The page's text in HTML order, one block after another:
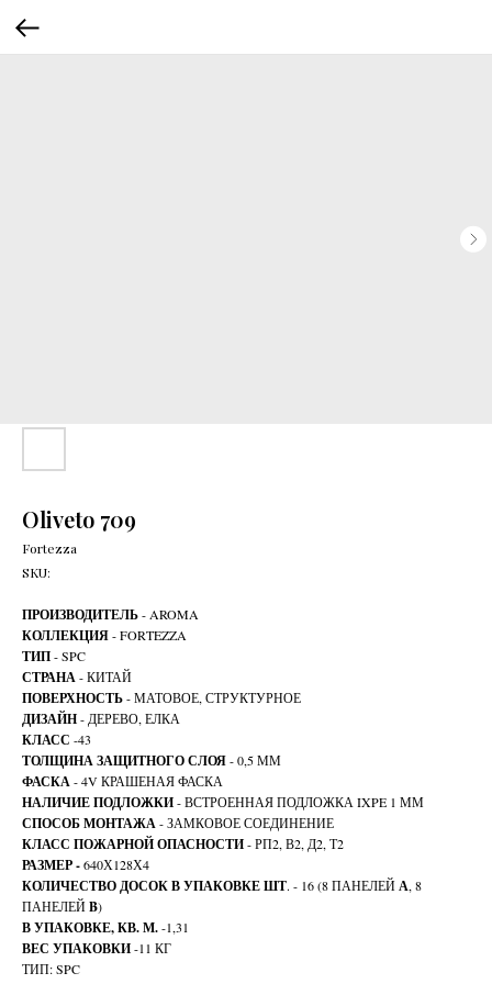
Oliveto 709
Fortezza
SKU:
ПРОИЗВОДИТЕЛЬ- AROMA
КОЛЛЕКЦИЯ- FORTEZZA
ТИП- SPC
СТРАНА- КИТАЙ
ПОВЕРХНОСТЬ- МАТОВОЕ, СТРУКТУРНОЕ
ДИЗАЙН- ДЕРЕВО, ЕЛКА
КЛАСС -43
ТОЛЩИНА ЗАЩИТНОГО СЛОЯ- 0,5 ММ
ФАСКА- 4V КРАШЕНАЯ ФАСКА
НАЛИЧИЕ ПОДЛОЖКИ- ВСТРОЕННАЯ ПОДЛОЖКА IXPE 1 ММ
СПОСОБ МОНТАЖА- ЗАМКОВОЕ СОЕДИНЕНИЕ
КЛАСС ПОЖАРНОЙ ОПАСНОСТИ- РП2, В2, Д2, Т2
РАЗМЕР -640Х128Х4
КОЛИЧЕСТВО ДОСОК В УПАКОВКЕ ШТ. - 16 (8 ПАНЕЛЕЙА, 8
ПАНЕЛЕЙB)
В УПАКОВКЕ, КВ. М.-1,31
ВЕС УПАКОВКИ-11 КГ
ТИП: SPC